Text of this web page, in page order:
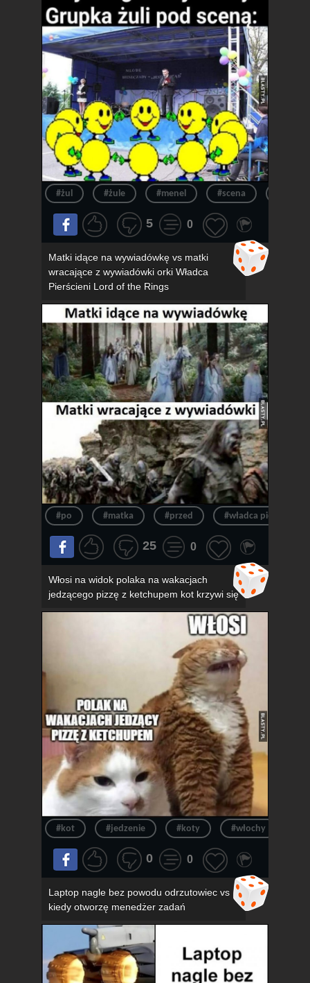
#żul #żule #menel #scena
5 0
Matki idące na wywiadówkę vs matki
wracające z wywiadówki orki Władca
Pierścieni Lord of the Rings
#po #matka #przed #władca pierścieni
25 0
Włosi na widok polaka na wakacjach
jedzącego pizzę z ketchupem kot krzywi się
#kot #jedzenie #koty #włochy
0 0
Laptop nagle bez powodu odrzutowiec vs
kiedy otworzę menedżer zadań